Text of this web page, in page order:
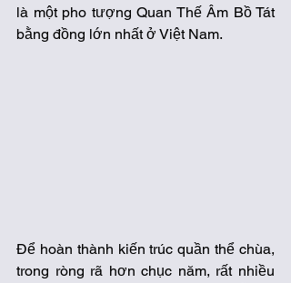
là một pho tượng Quan Thế Âm Bồ Tát
bằng đồng lớn nhất ở Việt Nam.
Để hoàn thành kiến trúc quần thể chùa,
trong ròng rã hơn chục năm, rất nhiều